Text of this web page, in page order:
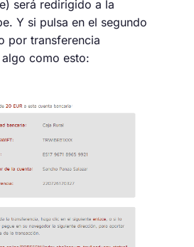
será redirigido a la
Y si pulsa en el segundo
por transferencia
como esto: